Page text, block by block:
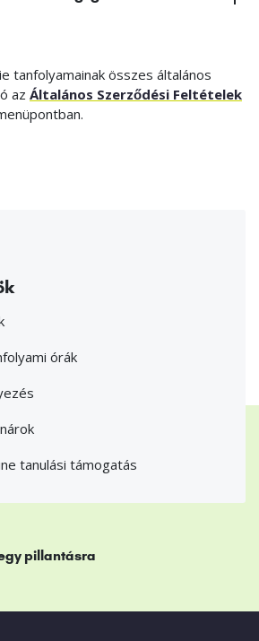
tanfolyamainak összes általános
az Általános Szerződési Feltételek
órák
tanulási támogatás
pillantásra